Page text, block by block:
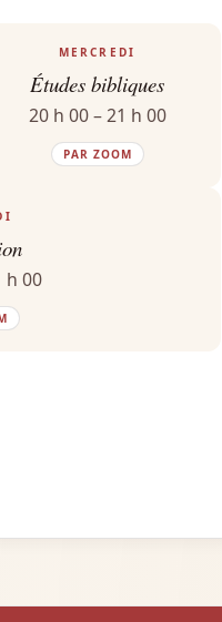
MERCREDI
Études bibliques
20 h 00 – 21 h 00
PAR ZOOM
h 00